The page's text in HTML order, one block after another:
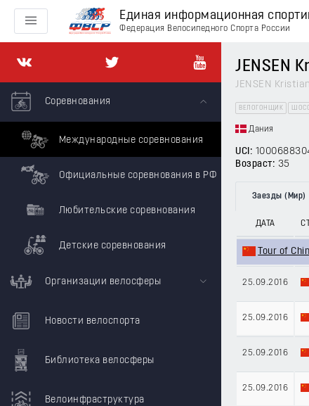
Единая информационная
Федерация Велосипедного Спорта России
Соревнования
Международные соревнования
Официальные соревнования в РФ
Любительские соревнования
Детские соревнования
Организации велосферы
Новости велоспорта
Библиотека велосферы
Велоинфраструктура
JENSEN
JENSEN
ВЕЛОГОНЩИК
Дания
UCI:
Возраст: 35
Заезды (Мир)
ДАТА
Tour of
25.09.2016
25.09.2016
25.09.2016
25.09.2016